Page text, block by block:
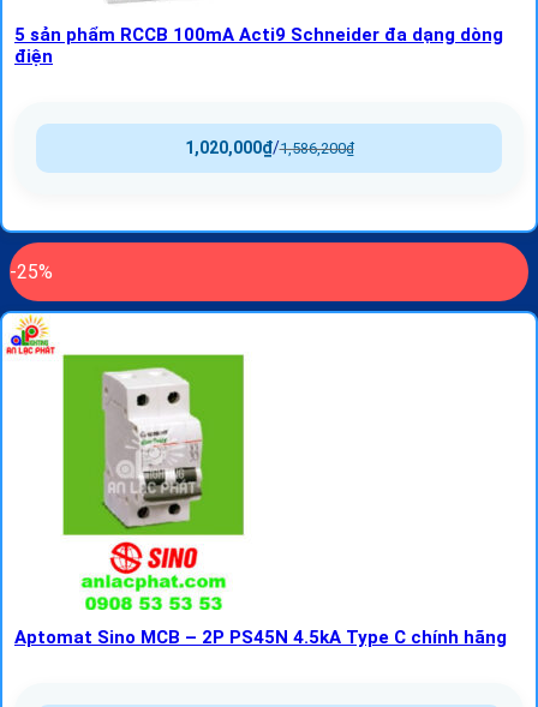
5 sản phẩm RCCB 100mA Acti9 Schneider đa dạng dòng
điện
1,586,200₫
/
1,020,000₫
-25%
Aptomat Sino MCB – 2P PS45N 4.5kA Type C chính hãng